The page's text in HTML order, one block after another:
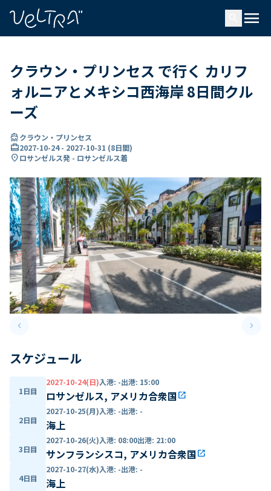
menu
クラウン・プリンセス で行く カリフ
ォルニアとメキシコ西海岸 8日間クル
ーズ
directions_boatクラウン・プリンセス
card_travel2027-10-24- 2027-10-31 (8日間)
location_onロサンゼルス発 - ロサンゼルス着
keyboard_arrow_leftPrevious slide keyboard_arrow_right
スケジュール
1日目
2027-10-24(日)入港: -出港: 15:00
ロサンゼルス, アメリカ合衆国open_in_new
2日目
2027-10-25(月)入港: -出港: -
海上
3日目
2027-10-26(火)入港: 08:00出港: 21:00
サンフランシスコ, アメリカ合衆国open_in_new
4日目
2027-10-27(水)入港: -出港: -
海上